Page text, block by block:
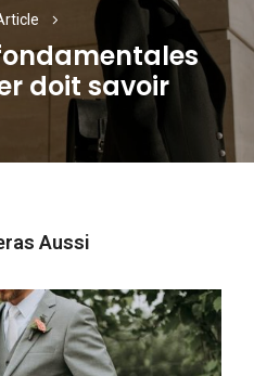
Next
post:doit savoir
Aussi